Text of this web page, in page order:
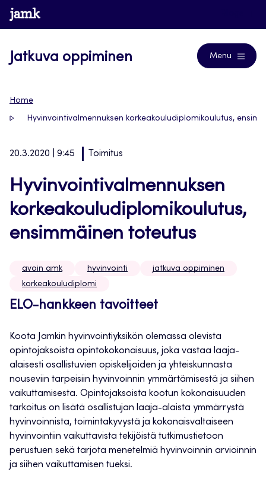
Siirry
suoraan
www.jamk.fi
Jatkuva oppiminen Menu
Home
Hyvinvointivalmennuksen korkeakouludiplomikoulutus,
20.3.2020 | 9:45 Toimitus
Hyvinvointivalmennuksen
korkeakouludiplomikoulutus,
ensimmäinen toteutus
avoin amk hyvinvointi
jatkuva oppiminen
korkeakouludiplomi
ELO-hankkeen tavoitteet
Koota Jamkin hyvinvointiyksikön olemassa olevista
opintojaksoista opintokokonaisuus, joka vastaa laaja-
alaisesti osallistuvien opiskelijoiden ja yhteiskunnasta
nouseviin tarpeisiin hyvinvoinnin ymmärtämisestä ja siihen
vaikuttamisesta. Opintojaksoista kootun kokonaisuuden
tarkoitus on lisätä osallistujan laaja-alaista ymmärrystä
hyvinvoinnista, toimintakyvystä ja kokonaisvaltaiseen
hyvinvointiin vaikuttavista tekijöistä tutkimustietoon
perustuen sekä tarjota menetelmiä hyvinvoinnin arvioinnin
ja siihen vaikuttamisen tueksi.